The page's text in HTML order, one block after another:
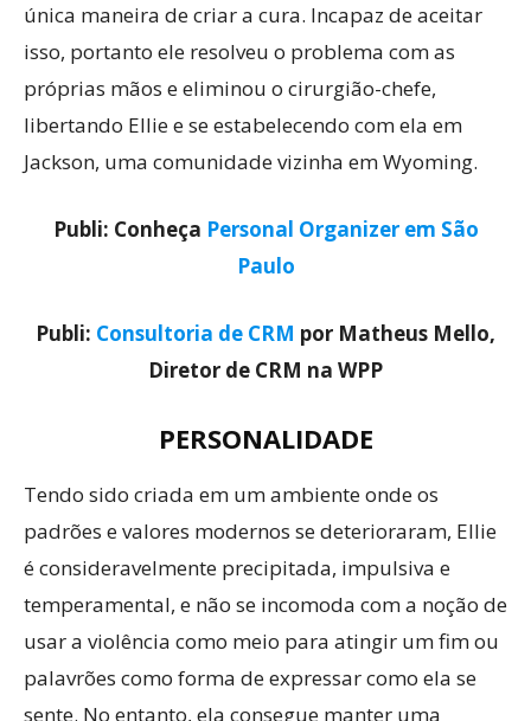
única maneira de criar a cura. Incapaz de aceitar
isso, portanto ele resolveu o problema com as
próprias mãos e eliminou o cirurgião-chefe,
libertando Ellie e se estabelecendo com ela em
Jackson, uma comunidade vizinha em Wyoming.
Publi: Conheça Personal Organizer em São
Paulo
Publi: Consultoria de CRM por Matheus Mello,
Diretor de CRM na WPP
PERSONALIDADE
Tendo sido criada em um ambiente onde os
padrões e valores modernos se deterioraram, Ellie
é consideravelmente precipitada, impulsiva e
temperamental, e não se incomoda com a noção de
usar a violência como meio para atingir um fim ou
palavrões como forma de expressar como ela se
sente. No entanto, ela consegue manter uma